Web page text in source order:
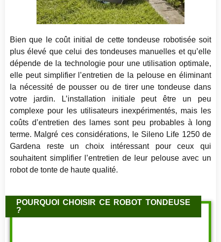
Bien que le coût initial de cette tondeuse robotisée soit
plus élevé que celui des tondeuses manuelles et qu’elle
dépende de la technologie pour une utilisation optimale,
elle peut simplifier l’entretien de la pelouse en éliminant
la nécessité de pousser ou de tirer une tondeuse dans
votre jardin. L’installation initiale peut être un peu
complexe pour les utilisateurs inexpérimentés, mais les
coûts d’entretien des lames sont peu probables à long
terme. Malgré ces considérations, le Sileno Life 1250 de
Gardena reste un choix intéressant pour ceux qui
souhaitent simplifier l’entretien de leur pelouse avec un
robot de tonte de haute qualité.
POURQUOI CHOISIR CE ROBOT TONDEUSE
?